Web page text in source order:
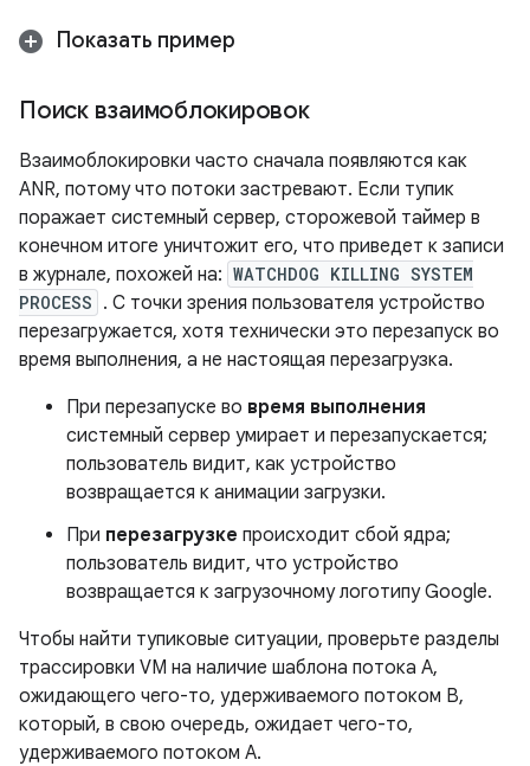
Показать пример
Поиск взаимоблокировок
Взаимоблокировки часто сначала появляются как
ANR, потому что потоки застревают. Если тупик
поражает системный сервер, сторожевой таймер в
конечном итоге уничтожит его, что приведет к записи
в журнале, похожей на: WATCHDOG KILLING SYSTEM
PROCESS . С точки зрения пользователя устройство
перезагружается, хотя технически это перезапуск во
время выполнения, а не настоящая перезагрузка.
При перезапуске во время выполнения
системный сервер умирает и перезапускается;
пользователь видит, как устройство
возвращается к анимации загрузки.
При перезагрузке происходит сбой ядра;
пользователь видит, что устройство
возвращается к загрузочному логотипу Google.
Чтобы найти тупиковые ситуации, проверьте разделы
трассировки VM на наличие шаблона потока A,
ожидающего чего-то, удерживаемого потоком B,
который, в свою очередь, ожидает чего-то,
удерживаемого потоком A.